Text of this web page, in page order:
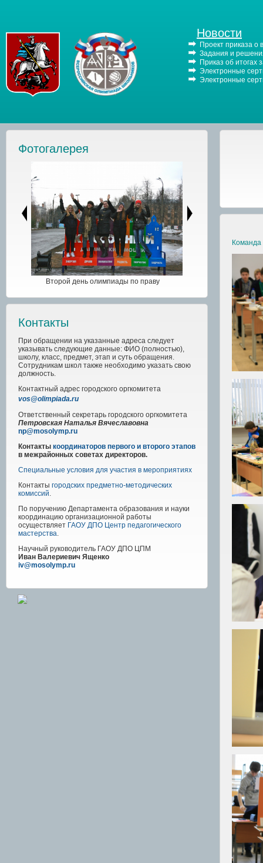
Новости
Проект приказа о
Задания и
Приказ об итогах
Электронные
Электронные
Фотогалерея
Второй день олимпиады по праву
Контакты
При обращении на указанные адреса следует
указывать следующие данные: ФИО (полностью),
школу, класс, предмет, этап и суть обращения.
Сотрудникам школ также необходимо указать свою
должность.
Контактный адрес городского оргкомитета
vos@olimpiada.ru
Ответственный секретарь городского оргкомитета
Петровская Наталья Вячеславовна
np@mosolymp.ru
Контакты координаторов первого и второго этапов
в межрайонных советах директоров.
Специальные условия для участия в мероприятиях
Контакты городских предметно-методических
комиссий
По поручению Департамента образования и науки
координацию организационной работы
осуществляет ГАОУ ДПО Центр педагогического
мастерства
Научный руководитель ГАОУ ДПО ЦПМ
Иван Валериевич Ященко
iv@mosolymp.ru